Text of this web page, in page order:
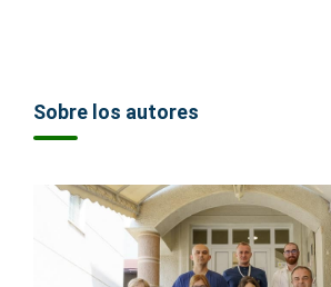
Sobre los autores